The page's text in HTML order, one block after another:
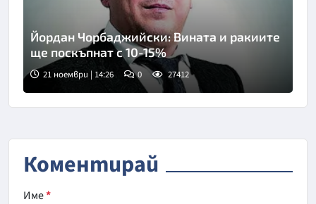
Йордан Чорбаджийски: Вината и ракиите
ще поскъпнат с 10-15%
21 ноември | 14:26 0 27412
Коментирай
Име*